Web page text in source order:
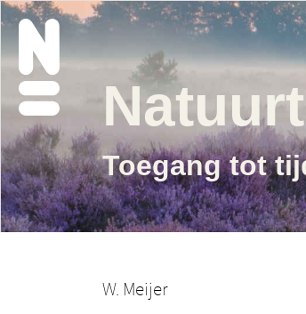
Toegang tot
W. Meijer